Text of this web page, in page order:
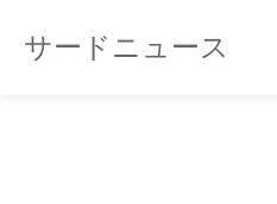
サードニュース